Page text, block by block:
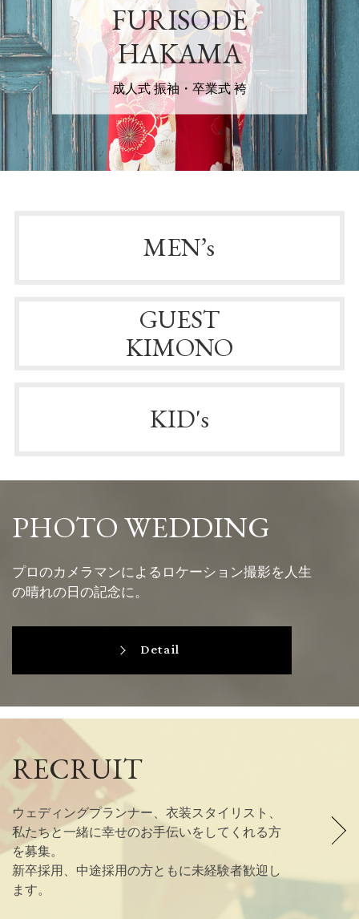
FURISODE
HAKAMA
成人式 振袖・卒業式 袴
MEN’s
GUEST
KIMONO
KID's
PHOTO WEDDING
プロのカメラマンによるロケーション撮影を人生
の晴れの日の記念に。
Detail
RECRUIT
ウェディングプランナー、衣装スタイリスト、
私たちと一緒に幸せのお手伝いをしてくれる方
を募集。
新卒採用、中途採用の方ともに未経験者歓迎し
ます。